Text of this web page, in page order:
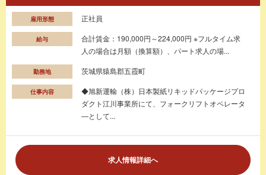
雇用形態 正社員
給与
合計賃金：190,000円～224,000円 ※フルタイム求
人の場合は月額（換算額）、パート求人の場...
勤務地 茨城県猿島郡五霞町
仕事内容
◆旭新運輸（株）日本製紙リキッドパッケージプロ
ダクト江川事業所にて、フォークリフトオペレータ
―として...
求人情報詳細へ